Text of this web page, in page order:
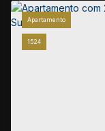
1524
Apartamento